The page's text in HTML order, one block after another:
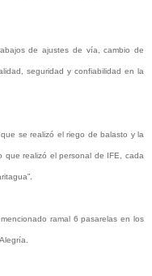
de ajustes de vía, cambio de
seguridad y confiabilidad en la
se realizó el riego de balasto y la
que realizó el personal de IFE, cada
ramal 6 pasarelas en los